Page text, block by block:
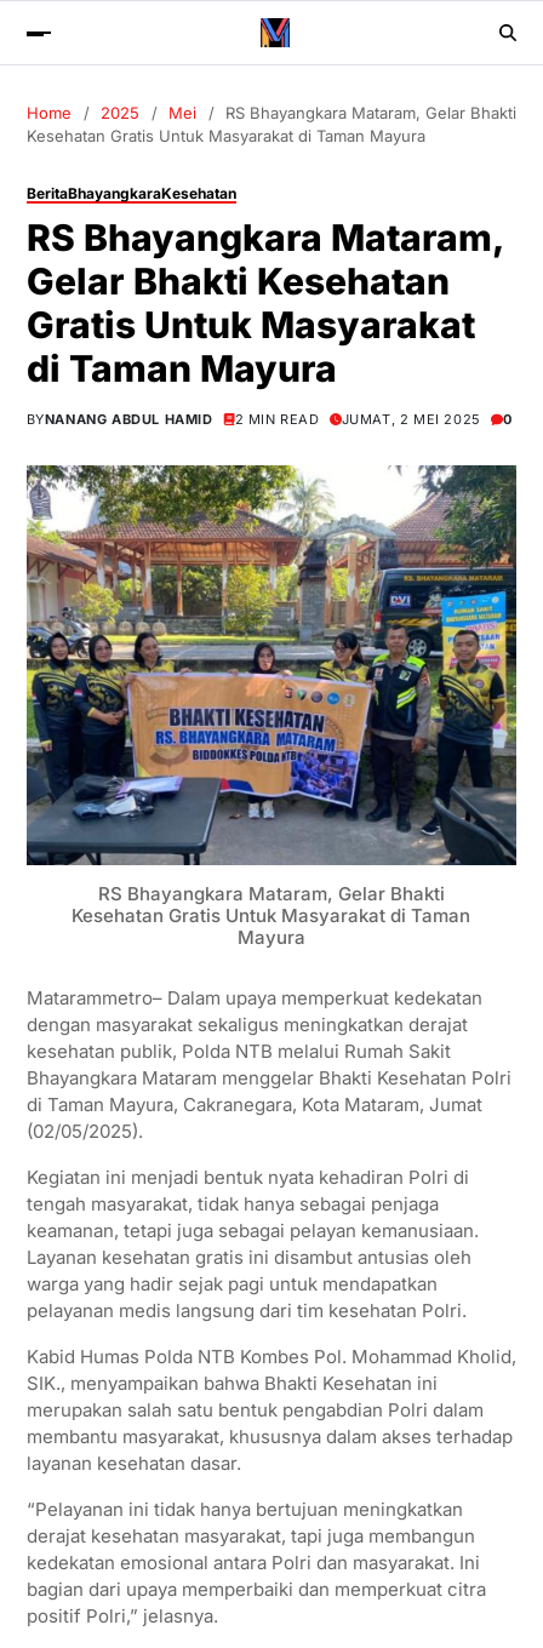
Home 2025 Mei
RS Bhayangkara Mataram, Gelar Bhakti
Kesehatan Gratis Untuk Masyarakat di Taman Mayura
BeritaBhayangkaraKesehatan
RS Bhayangkara Mataram,
Gelar Bhakti Kesehatan
Gratis Untuk Masyarakat
di Taman Mayura
BYNANANG ABDUL HAMID 2 MIN READ JUMAT, 2 MEI 2025 0
RS Bhayangkara Mataram, Gelar Bhakti
Kesehatan Gratis Untuk Masyarakat di Taman
Mayura
Matarammetro– Dalam upaya memperkuat kedekatan
dengan masyarakat sekaligus meningkatkan derajat
kesehatan publik, Polda NTB melalui Rumah Sakit
Bhayangkara Mataram menggelar Bhakti Kesehatan Polri
di Taman Mayura, Cakranegara, Kota Mataram, Jumat
(02/05/2025).
Kegiatan ini menjadi bentuk nyata kehadiran Polri di
tengah masyarakat, tidak hanya sebagai penjaga
keamanan, tetapi juga sebagai pelayan kemanusiaan.
Layanan kesehatan gratis ini disambut antusias oleh
warga yang hadir sejak pagi untuk mendapatkan
pelayanan medis langsung dari tim kesehatan Polri.
Kabid Humas Polda NTB Kombes Pol. Mohammad Kholid,
SIK., menyampaikan bahwa Bhakti Kesehatan ini
merupakan salah satu bentuk pengabdian Polri dalam
membantu masyarakat, khususnya dalam akses terhadap
layanan kesehatan dasar.
“Pelayanan ini tidak hanya bertujuan meningkatkan
derajat kesehatan masyarakat, tapi juga membangun
kedekatan emosional antara Polri dan masyarakat. Ini
bagian dari upaya memperbaiki dan memperkuat citra
positif Polri,” jelasnya.